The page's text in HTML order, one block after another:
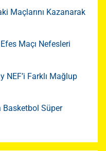
Maçlarını Kazanarak
Maçı Nefesleri
NEF’i Farklı Mağlup
Basketbol Süper